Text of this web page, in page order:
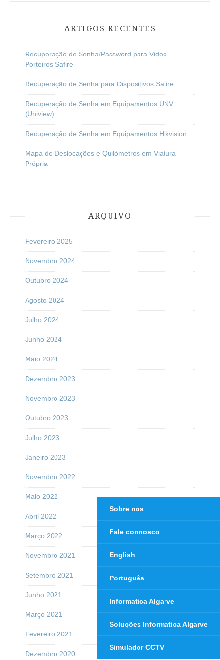
ARTIGOS RECENTES
Recuperação de Senha/Password para Video
Porteiros Safire
Recuperação de Senha para Dispositivos Safire
Recuperação de Senha em Equipamentos UNV
(Uniview)
Recuperação de Senha em Equipamentos Hikvision
Mapa de Deslocações e Quilómetros em Viatura
Própria
ARQUIVO
Fevereiro 2025
Novembro 2024
Outubro 2024
Agosto 2024
Julho 2024
Junho 2024
Maio 2024
Dezembro 2023
Novembro 2023
Outubro 2023
Julho 2023
Janeiro 2023
Novembro 2022
Maio 2022
Abril 2022
Março 2022
Novembro 2021
Setembro 2021
Junho 2021
Março 2021
Fevereiro 2021
Dezembro 2020
Sobre nós
Fale connosco
English
Português
Informatica Algarve
Soluções Informatica Algarve
Simulador CCTV